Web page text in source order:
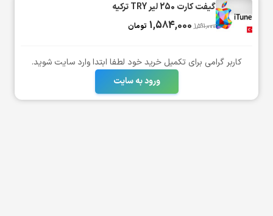
گیفت کارت 250 لیر TRY ترکیه
1,591,000
1,584,000 تومان
کاربر گرامی برای تکمیل خرید خود لطفا ابتدا وارد سایت شوید.
ورود به سایت